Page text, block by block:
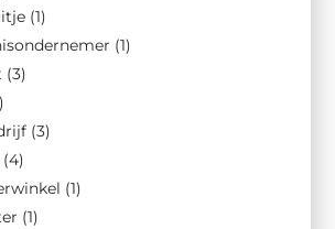
(1)
(1)
(3)
(3)
(4)
(1)
(1)